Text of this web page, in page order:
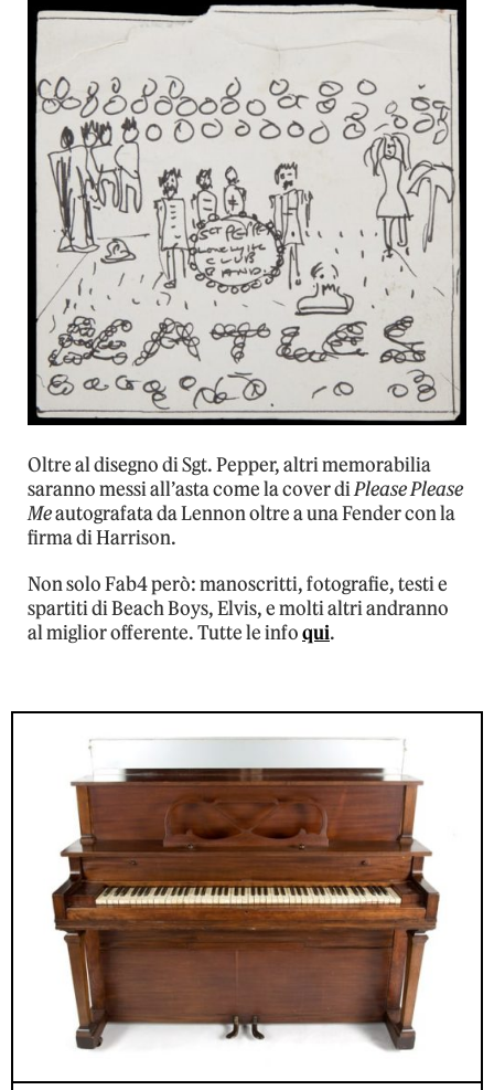
Oltre al disegno di Sgt. Pepper, altri memorabilia
saranno messi all’asta come la cover diPlease Please
Meautografata da Lennon oltre a una Fender con la
firma di Harrison.
Non solo Fab4 però: manoscritti, fotografie, testi e
spartiti di Beach Boys, Elvis, e molti altri andranno
al miglior offerente. Tutte le infoqui.